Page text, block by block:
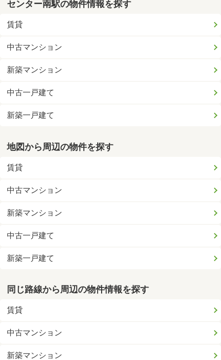
センター南駅の物件情報を探す
賃貸
中古マンション
新築マンション
中古一戸建て
新築一戸建て
地図から周辺の物件を探す
賃貸
中古マンション
新築マンション
中古一戸建て
新築一戸建て
同じ路線から周辺の物件情報を探す
賃貸
中古マンション
新築マンション